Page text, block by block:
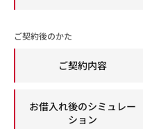
ご契約後のかた
ご契約内容
お借入れ後のシミュレー
ション